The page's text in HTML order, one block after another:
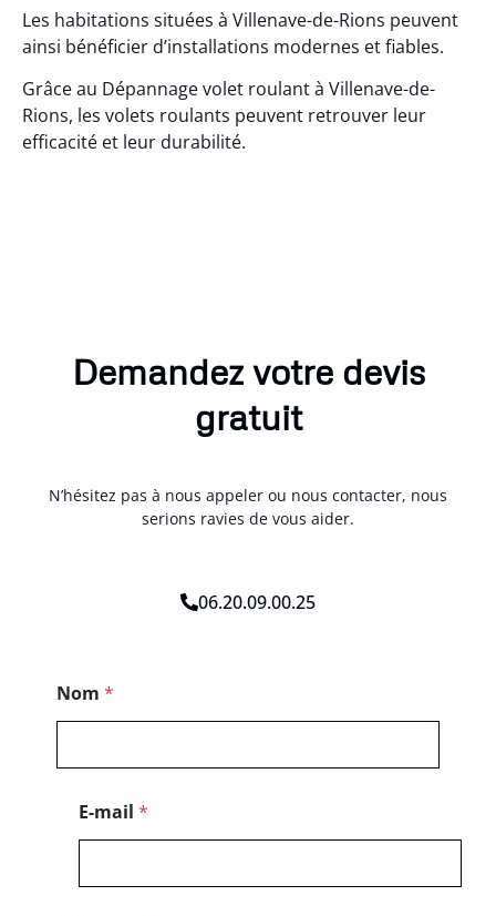
Les habitations situées à Villenave-de-Rions peuvent
ainsi bénéficier d’installations modernes et fiables.
Grâce au Dépannage volet roulant à Villenave-de-
Rions, les volets roulants peuvent retrouver leur
efficacité et leur durabilité.
Demandez votre devis
gratuit
N’hésitez pas à nous appeler ou nous contacter, nous
serions ravies de vous aider.
06.20.09.00.25
Nom *
E-mail *